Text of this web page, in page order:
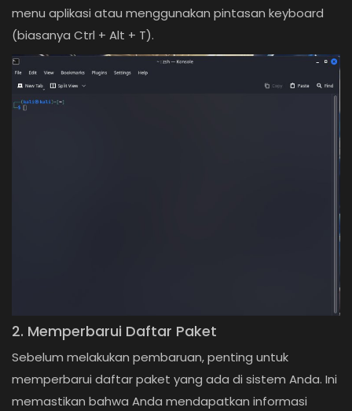
menu aplikasi atau menggunakan pintasan keyboard
(biasanya Ctrl + Alt + T).
2. Memperbarui Daftar Paket
Sebelum melakukan pembaruan, penting untuk
memperbarui daftar paket yang ada di sistem Anda. Ini
memastikan bahwa Anda mendapatkan informasi